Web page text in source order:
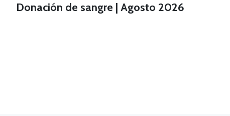
Donación de sangre | Agosto 2026